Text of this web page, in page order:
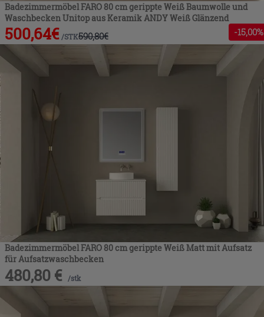
Badezimmermöbel FARO 80 cm gerippte Weiß Baumwolle und
Waschbecken Unitop aus Keramik ANDY Weiß Glänzend
500,64€ /STK590,80€ -15,00%
Badezimmermöbel FARO 80 cm gerippte Weiß Matt mit Aufsatz
für Aufsatzwaschbecken
480,80 € /stk